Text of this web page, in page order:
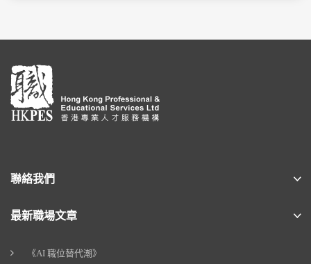
聯絡我們
最新職場文章
《AI 職位替代潮》